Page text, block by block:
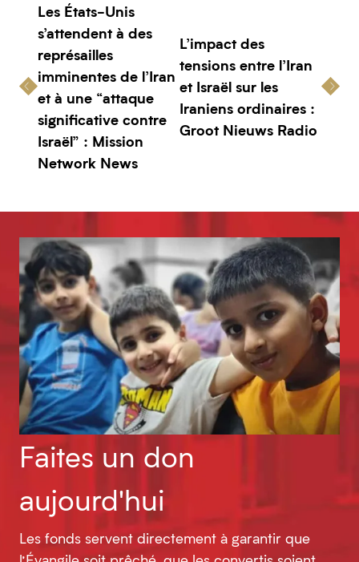
Les États-Unis
s’attendent à des
représailles
imminentes de l’Iran
et à une “attaque
significative contre
Israël” : Mission
Network News
L’impact des
tensions entre l’Iran
et Israël sur les
Iraniens ordinaires :
Groot Nieuws Radio
Faites un don
aujourd'hui
Les fonds servent directement à garantir que